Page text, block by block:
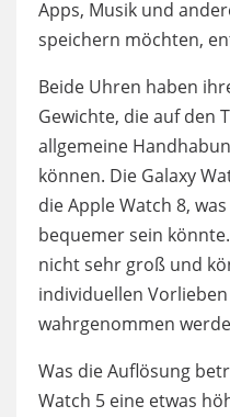
Apps, Musik und
speichern möchten,
Beide Uhren haben
Gewichte, die auf den
allgemeine
können. Die Galaxy
die Apple Watch 8,
bequemer sein
nicht sehr groß und
individuellen
wahrgenommen
Was die Auflösung
Watch 5 eine etwas